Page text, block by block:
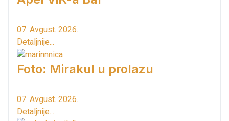
07. Avgust. 2026.
Detaljnije...
Foto: Mirakul u prolazu
07. Avgust. 2026.
Detaljnije...